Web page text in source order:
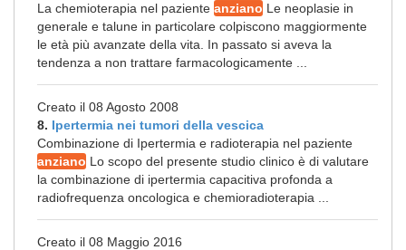
La chemioterapia nel paziente anziano Le neoplasie in
generale e talune in particolare colpiscono maggiormente
le età più avanzate della vita. In passato si aveva la
tendenza a non trattare farmacologicamente ...
Creato il 08 Agosto 2008
8. Ipertermia nei tumori della vescica
Combinazione di Ipertermia e radioterapia nel paziente
anziano Lo scopo del presente studio clinico è di valutare
la combinazione di ipertermia capacitiva profonda a
radiofrequenza oncologica e chemioradioterapia ...
Creato il 08 Maggio 2016